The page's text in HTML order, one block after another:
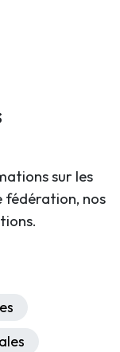
sur les
fédération, nos